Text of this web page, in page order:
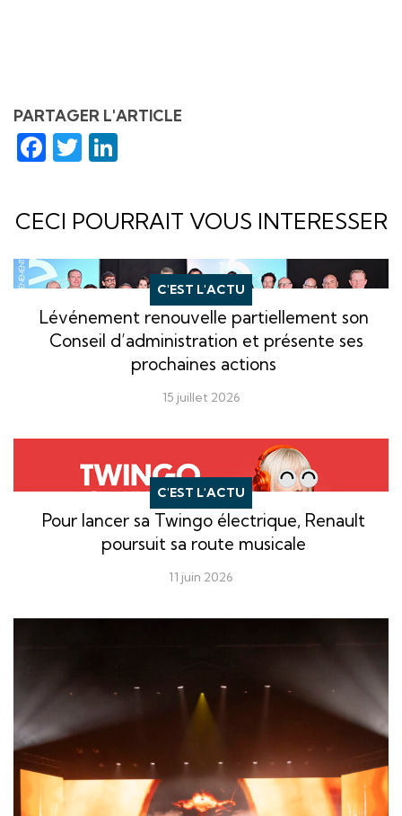
PARTAGER L'ARTICLE
Facebook
Twitter
CECI POURRAIT VOUS INTERESSER
C'EST L'ACTU
Lévénement renouvelle partiellement son
Conseil d’administration et présente ses
prochaines actions
15 juillet 2026
C'EST L'ACTU
Pour lancer sa Twingo électrique, Renault
poursuit sa route musicale
11 juin 2026